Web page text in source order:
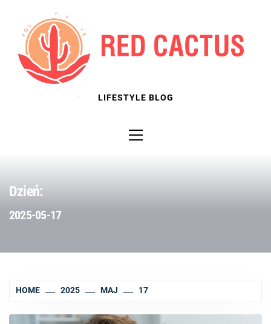
content
LIFESTYLE BLOG
Menu
Dzień:
2025-05-17
HOME 2025 MAJ 17